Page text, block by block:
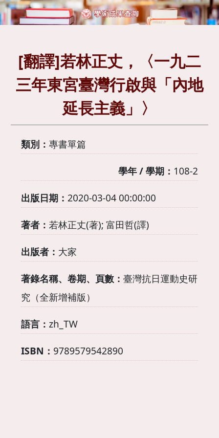
[翻譯]若林正丈，〈一九二
三年東宮臺灣行啟與「內地
延長主義」〉
類別： 專書單篇
學年 / 學期： 108-2
出版日期： 2020-03-04 00:00:00
著者： 若林正丈(著); 富田哲(譯)
出版者： 大家
著錄名稱、卷期、頁數： 臺灣抗日運動史研
究（全新增補版）
語言： zh_TW
ISBN： 9789579542890